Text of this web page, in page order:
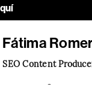
Fátima
SEO Content